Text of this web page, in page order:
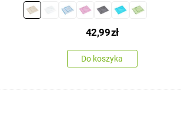
42,99zł
Do koszyka